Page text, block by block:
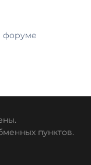
форуме
пунктов.